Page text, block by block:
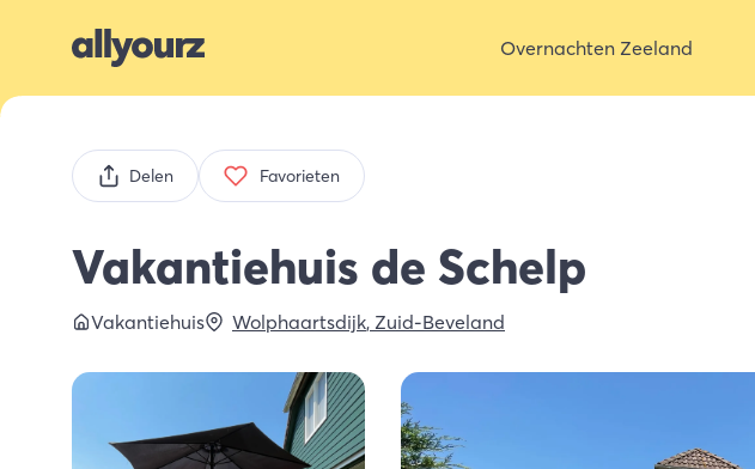
Overnachten Zeeland
Delen Favorieten
Vakantiehuis de Schelp
Vakantiehuis Wolphaartsdijk, Zuid-Beveland